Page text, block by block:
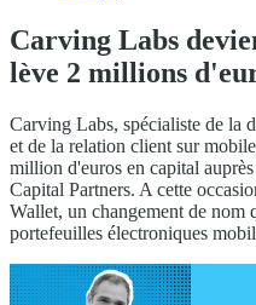
Carving Labs
lève 2 millions
Carving Labs, spécialiste de la
et de la relation client sur
million d'euros en capital
Capital Partners. A cette
Wallet, un changement de nom
portefeuilles électroniques